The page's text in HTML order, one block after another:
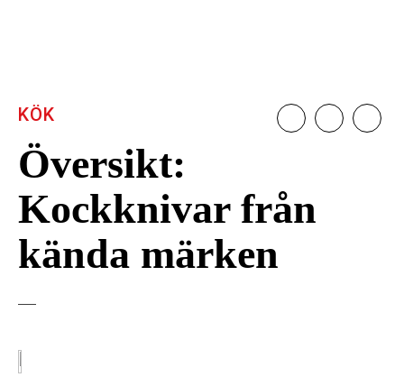
Översikt:
Kockknivar från
kända märken
KÖK